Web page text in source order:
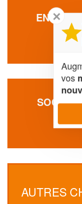
AUTRES
✕
vos